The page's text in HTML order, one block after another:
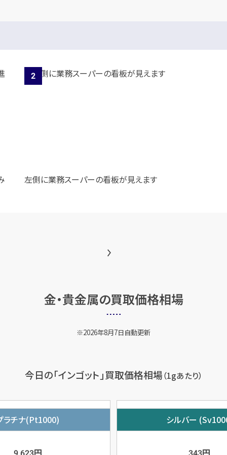
左側に業務スーパーの看板が見えます
金・貴金属の買取価格相場
2026年8月7日自動更新
今日の「インゴット」買取価格相場（1gあたり）
ラチナ(Pt1000)
円
シルバー
円